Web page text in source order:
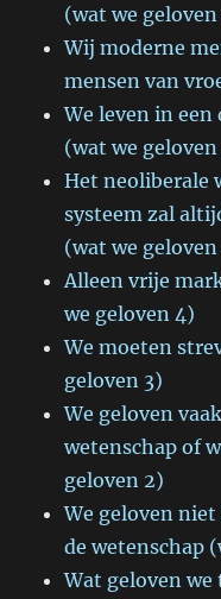
(wat we geloven
Wij moderne
mensen van
We leven in
(wat we geloven
Het neoliberale
systeem zal
(wat we geloven
Alleen vrije
we geloven 4)
We moeten
geloven 3)
We geloven
wetenschap of
geloven 2)
We geloven
de wetenschap
Wat geloven